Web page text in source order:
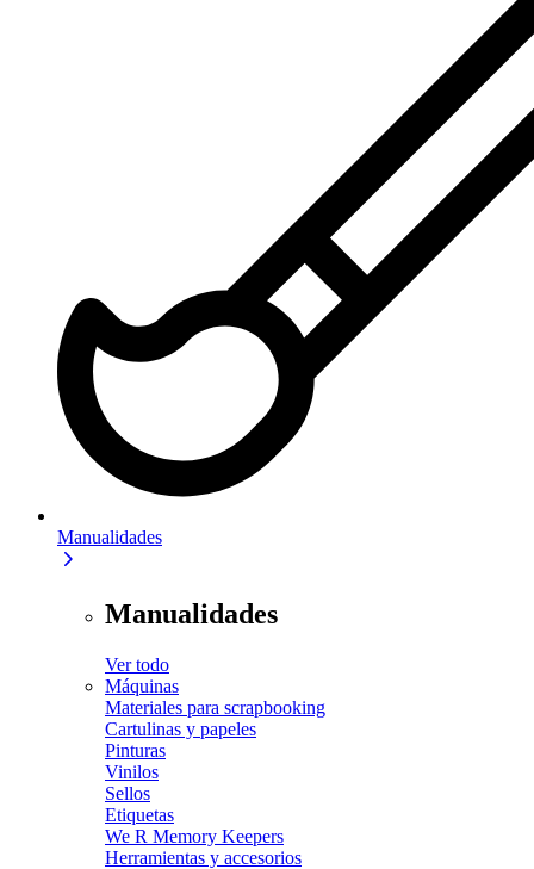
Manualidades
Manualidades
Ver todo
Máquinas
Materiales para scrapbooking
Cartulinas y papeles
Pinturas
Vinilos
Sellos
Etiquetas
We R Memory Keepers
Herramientas y accesorios